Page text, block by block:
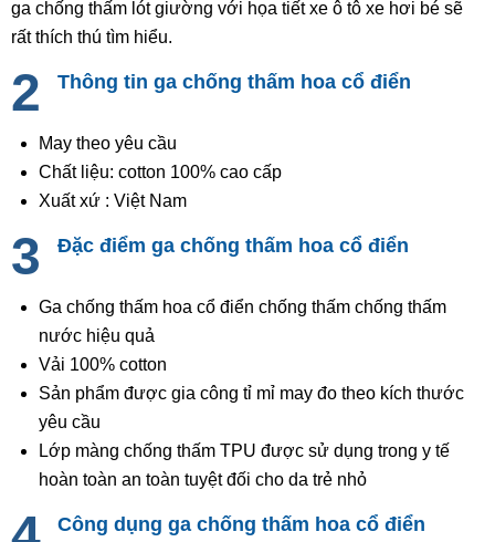
ga chống thấm lót giường với họa tiết xe ô tô xe hơi bé sẽ
rất thích thú tìm hiểu.
Thông tin ga chống thấm hoa cổ điển
May theo yêu cầu
Chất liệu: cotton 100% cao cấp
Xuất xứ : Việt Nam
Đặc điểm ga chống thấm hoa cổ điển
Ga chống thấm hoa cổ điển chống thấm chống thấm
nước hiệu quả
Vải 100% cotton
Sản phẩm được gia công tỉ mỉ may đo theo kích thước
yêu cầu
Lớp màng chống thấm TPU được sử dụng trong y tế
hoàn toàn an toàn tuyệt đối cho da trẻ nhỏ
Công dụng ga chống thấm hoa cổ điển